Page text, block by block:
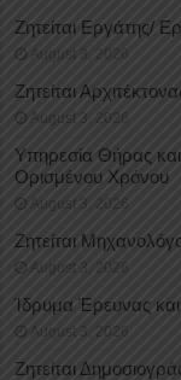
Ζητείται Εργάτης/
August 3, 2026
Ζητείται
August 3, 2026
Υπηρεσία Θήρας
Oρισμένου Xρόνου
August 3, 2026
Ζητείται
August 3, 2026
Ίδρυμα Έρευνας και
August 3, 2026
Ζητείται